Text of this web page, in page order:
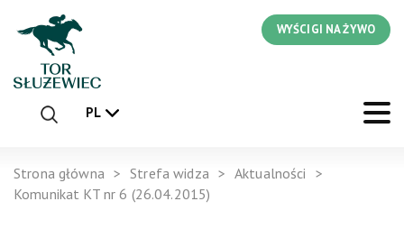
WYŚCIGI NA ŻYWO
PL
Strona główna Strefa widza
Aktualności
Komunikat KT nr 6 (26.04.2015)